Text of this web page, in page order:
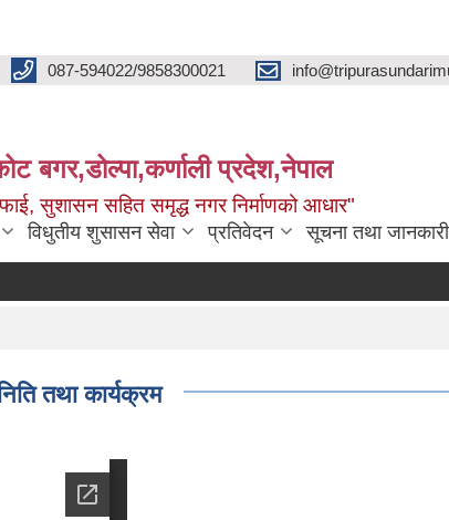
087-594022/9858300021
बगर,डोल्पा,कर्णाली प्रदेश,नेपाल
सुशासन सहित समृद्ध नगर निर्माणको आधार"
विधुतीय शुसासन सेवा प्रतिवेदन सूचना तथा जानकारी
तथा कार्यक्रम